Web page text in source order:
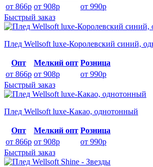
от 866р от 908р
от 990р
Быстрый заказ
Плед Wellsoft luxe-Королевский синий,
Опт Мелкий опт Розница
от 866р от 908р
от 990р
Быстрый заказ
Плед Wellsoft luxe-Какао, однотонный
Опт Мелкий опт Розница
от 866р от 908р
от 990р
Быстрый заказ